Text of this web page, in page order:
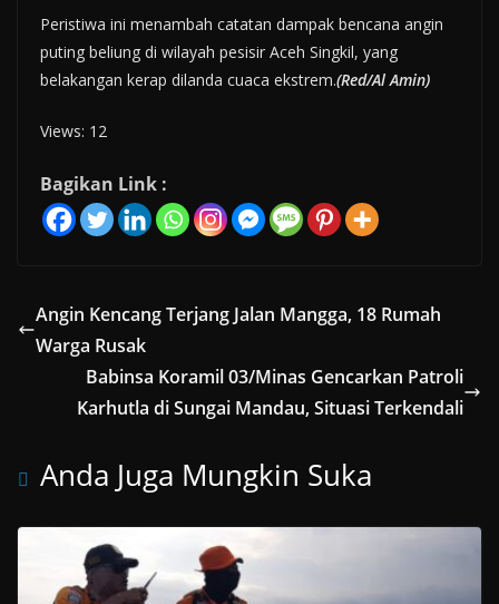
Peristiwa ini menambah catatan dampak bencana angin
puting beliung di wilayah pesisir Aceh Singkil, yang
belakangan kerap dilanda cuaca ekstrem.(Red/Al Amin)
Views: 12
Bagikan Link :
Angin Kencang Terjang Jalan Mangga, 18 Rumah
Warga Rusak
Babinsa Koramil 03/Minas Gencarkan Patroli
Karhutla di Sungai Mandau, Situasi Terkendali
Anda Juga Mungkin Suka